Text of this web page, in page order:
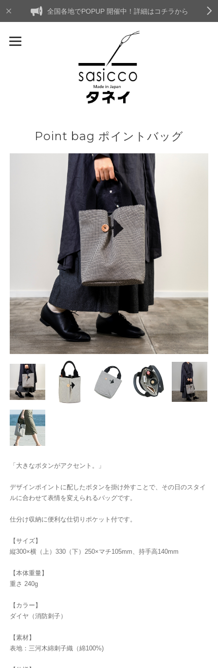
全国各地でPOPUP 開催中！詳細はコチラから
Point bag ポイントバッグ
「大きなボタンがアクセント。」
デザインポイントに配したボタンを掛け外すことで、その日のスタイ
ルに合わせて表情を変えられるバッグです。
仕分け収納に便利な仕切りポケット付です。
【サイズ】
縦300×横（上）330（下）250×マチ105mm、持手高140mm
【本体重量】
重さ 240g
【カラー】
ダイヤ（消防刺子）
【素材】
表地：三河木綿刺子織（綿100%)